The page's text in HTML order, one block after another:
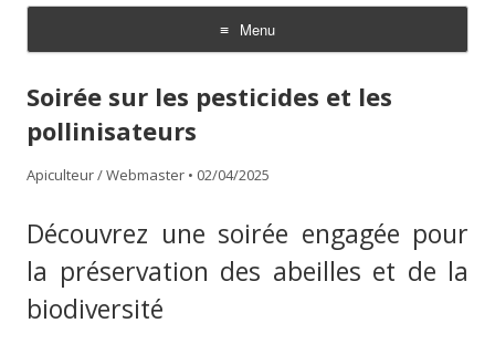
Menu
Aller
contenu
Soirée sur les pesticides et les
pollinisateurs
Apiculteur / Webmaster • 02/04/2025
Découvrez une soirée engagée pour
la préservation des abeilles et de la
biodiversité